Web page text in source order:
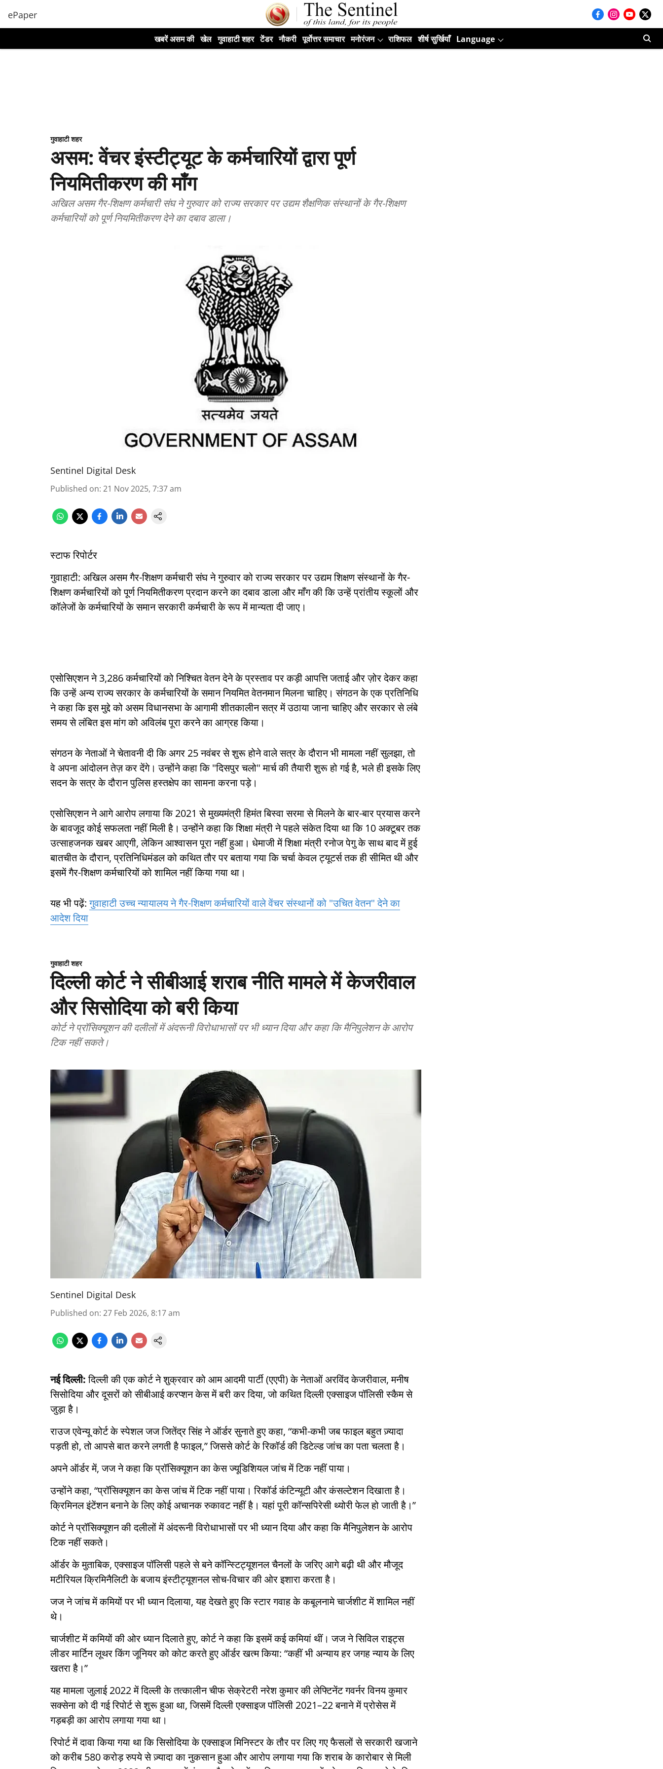
ePaper
खबरें असम की खेल गुवाहाटी शहर टेंडर नौकरी पूर्वोत्तर समाचार मनोरंजन राशिफल शीर्ष सुर्खियाँ Language
गुवाहाटी शहर
असम: वेंचर इंस्टीट्यूट के कर्मचारियों द्वारा पूर्ण
नियमितीकरण की माँग
अखिल असम गैर-शिक्षण कर्मचारी संघ ने गुरुवार को राज्य सरकार पर उद्यम शैक्षणिक संस्थानों के गैर-शिक्षण
कर्मचारियों को पूर्ण नियमितीकरण देने का दबाव डाला।
Sentinel Digital Desk
Published on: 21 Nov 2025, 7:37 am
स्टाफ रिपोर्टर
गुवाहाटी: अखिल असम गैर-शिक्षण कर्मचारी संघ ने गुरुवार को राज्य सरकार पर उद्यम शिक्षण संस्थानों के गैर-
शिक्षण कर्मचारियों को पूर्ण नियमितीकरण प्रदान करने का दबाव डाला और माँग की कि उन्हें प्रांतीय स्कूलों और
कॉलेजों के कर्मचारियों के समान सरकारी कर्मचारी के रूप में मान्यता दी जाए।
एसोसिएशन ने 3,286 कर्मचारियों को निश्चित वेतन देने के प्रस्ताव पर कड़ी आपत्ति जताई और ज़ोर देकर कहा
कि उन्हें अन्य राज्य सरकार के कर्मचारियों के समान नियमित वेतनमान मिलना चाहिए। संगठन के एक प्रतिनिधि
ने कहा कि इस मुद्दे को असम विधानसभा के आगामी शीतकालीन सत्र में उठाया जाना चाहिए और सरकार से लंबे
समय से लंबित इस मांग को अविलंब पूरा करने का आग्रह किया।
संगठन के नेताओं ने चेतावनी दी कि अगर 25 नवंबर से शुरू होने वाले सत्र के दौरान भी मामला नहीं सुलझा, तो
वे अपना आंदोलन तेज़ कर देंगे। उन्होंने कहा कि "दिसपुर चलो" मार्च की तैयारी शुरू हो गई है, भले ही इसके लिए
सदन के सत्र के दौरान पुलिस हस्तक्षेप का सामना करना पड़े।
एसोसिएशन ने आगे आरोप लगाया कि 2021 से मुख्यमंत्री हिमंत बिस्वा सरमा से मिलने के बार-बार प्रयास करने
के बावजूद कोई सफलता नहीं मिली है। उन्होंने कहा कि शिक्षा मंत्री ने पहले संकेत दिया था कि 10 अक्टूबर तक
उत्साहजनक खबर आएगी, लेकिन आश्वासन पूरा नहीं हुआ। धेमाजी में शिक्षा मंत्री रनोज पेगु के साथ बाद में हुई
बातचीत के दौरान, प्रतिनिधिमंडल को कथित तौर पर बताया गया कि चर्चा केवल ट्यूटर्स तक ही सीमित थी और
इसमें गैर-शिक्षण कर्मचारियों को शामिल नहीं किया गया था।
यह भी पढ़ें:गुवाहाटी उच्च न्यायालय ने गैर-शिक्षण कर्मचारियों वाले वेंचर संस्थानों को "उचित वेतन" देने का
आदेश दिया
गुवाहाटी शहर
दिल्ली कोर्ट ने सीबीआई शराब नीति मामले में केजरीवाल
और सिसोदिया को बरी किया
कोर्ट ने प्रॉसिक्यूशन की दलीलों में अंदरूनी विरोधाभासों पर भी ध्यान दिया और कहा कि मैनिपुलेशन के आरोप
टिक नहीं सकते।
Sentinel Digital Desk
Published on: 27 Feb 2026, 8:17 am
नई दिल्ली:दिल्ली की एक कोर्ट ने शुक्रवार को आम आदमी पार्टी (एएपी) के नेताओं अरविंद केजरीवाल, मनीष
सिसोदिया और दूसरों को सीबीआई करप्शन केस में बरी कर दिया, जो कथित दिल्ली एक्साइज पॉलिसी स्कैम से
जुड़ा है।
राउज एवेन्यू कोर्ट के स्पेशल जज जितेंद्र सिंह ने ऑर्डर सुनाते हुए कहा, “कभी-कभी जब फाइल बहुत ज़्यादा
पड़ती हो, तो आपसे बात करने लगती है फाइल,” जिससे कोर्ट के रिकॉर्ड की डिटेल्ड जांच का पता चलता है।
अपने ऑर्डर में, जज ने कहा कि प्रॉसिक्यूशन का केस ज्यूडिशियल जांच में टिक नहीं पाया।
उन्होंने कहा, “प्रॉसिक्यूशन का केस जांच में टिक नहीं पाया। रिकॉर्ड कंटिन्यूटी और कंसल्टेशन दिखाता है।
क्रिमिनल इंटेंशन बनाने के लिए कोई अचानक रुकावट नहीं है। यहां पूरी कॉन्सपिरेसी थ्योरी फेल हो जाती है।”
कोर्ट ने प्रॉसिक्यूशन की दलीलों में अंदरूनी विरोधाभासों पर भी ध्यान दिया और कहा कि मैनिपुलेशन के आरोप
टिक नहीं सकते।
ऑर्डर के मुताबिक, एक्साइज पॉलिसी पहले से बने कॉन्स्टिट्यूशनल चैनलों के जरिए आगे बढ़ी थी और मौजूद
मटीरियल क्रिमिनैलिटी के बजाय इंस्टीट्यूशनल सोच-विचार की ओर इशारा करता है।
जज ने जांच में कमियों पर भी ध्यान दिलाया, यह देखते हुए कि स्टार गवाह के कबूलनामे चार्जशीट में शामिल नहीं
थे।
चार्जशीट में कमियों की ओर ध्यान दिलाते हुए, कोर्ट ने कहा कि इसमें कई कमियां थीं। जज ने सिविल राइट्स
लीडर मार्टिन लूथर किंग जूनियर को कोट करते हुए ऑर्डर खत्म किया: “कहीं भी अन्याय हर जगह न्याय के लिए
खतरा है।”
यह मामला जुलाई 2022 में दिल्ली के तत्कालीन चीफ सेक्रेटरी नरेश कुमार की लेफ्टिनेंट गवर्नर विनय कुमार
सक्सेना को दी गई रिपोर्ट से शुरू हुआ था, जिसमें दिल्ली एक्साइज पॉलिसी 2021–22 बनाने में प्रोसेस में
गड़बड़ी का आरोप लगाया गया था।
रिपोर्ट में दावा किया गया था कि सिसोदिया के एक्साइज मिनिस्टर के तौर पर लिए गए फैसलों से सरकारी खजाने
को करीब 580 करोड़ रुपये से ज़्यादा का नुकसान हुआ और आरोप लगाया गया कि शराब के कारोबार से मिली